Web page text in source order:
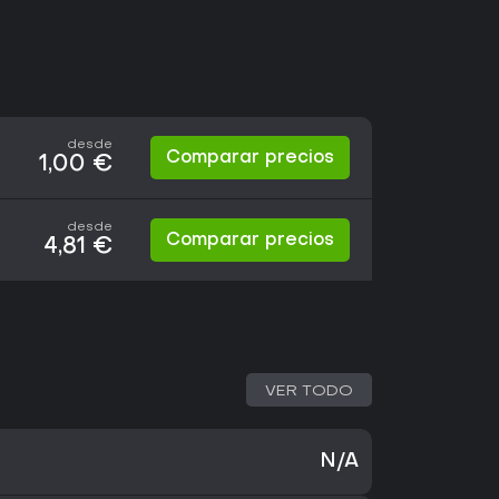
desde
1,00 € Comparar precios
desde
4,81 € Comparar precios
VER TODO
N/A